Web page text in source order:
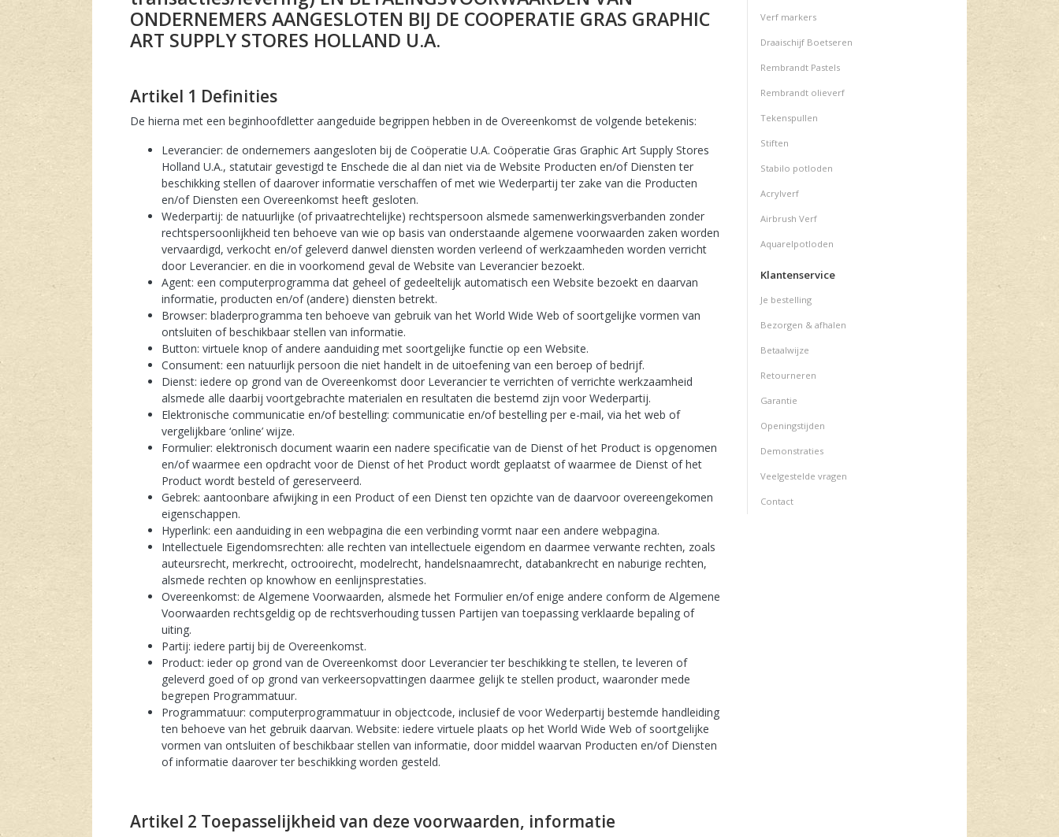
Verf markers
Draaischijf Boetseren
Rembrandt Pastels
Rembrandt olieverf
Tekenspullen
Stiften
Stabilo potloden
Acrylverf
Airbrush Verf
Aquarelpotloden
Klantenservice
Je bestelling
Bezorgen & afhalen
Betaalwijze
Retourneren
Garantie
Openingstijden
Demonstraties
Veelgestelde vragen
Contact
ONDERNEMERS AANGESLOTEN BIJ DE COOPERATIE GRAS GRAPHIC
ART SUPPLY STORES HOLLAND U.A.
artikel 1 Definities
De hierna met een beginhoofdletter aangeduide begrippen hebben in de Overeenkomst de volgende betekenis:
Leverancier: de ondernemers aangesloten bij de Coöperatie U.A. Coöperatie Gras Graphic Art Supply Stores
Holland U.A., statutair gevestigd te Enschede die al dan niet via de Website Producten en/of Diensten ter
beschikking stellen of daarover informatie verschaffen of met wie Wederpartij ter zake van die Producten
en/of Diensten een Overeenkomst heeft gesloten.
Wederpartij: de natuurlijke (of privaatrechtelijke) rechtspersoon alsmede samenwerkingsverbanden zonder
rechtspersoonlijkheid ten behoeve van wie op basis van onderstaande algemene voorwaarden zaken worden
vervaardigd, verkocht en/of geleverd danwel diensten worden verleend of werkzaamheden worden verricht
door Leverancier. en die in voorkomend geval de Website van Leverancier bezoekt.
Agent: een computerprogramma dat geheel of gedeeltelijk automatisch een Website bezoekt en daarvan
informatie, producten en/of (andere) diensten betrekt.
Browser: bladerprogramma ten behoeve van gebruik van het World Wide Web of soortgelijke vormen van
ontsluiten of beschikbaar stellen van informatie.
Button: virtuele knop of andere aanduiding met soortgelijke functie op een Website.
Consument: een natuurlijk persoon die niet handelt in de uitoefening van een beroep of bedrijf.
Dienst: iedere op grond van de Overeenkomst door Leverancier te verrichten of verrichte werkzaamheid
alsmede alle daarbij voortgebrachte materialen en resultaten die bestemd zijn voor Wederpartij.
Elektronische communicatie en/of bestelling: communicatie en/of bestelling per e-mail, via het web of
vergelijkbare ‘online’ wijze.
Formulier: elektronisch document waarin een nadere specificatie van de Dienst of het Product is opgenomen
en/of waarmee een opdracht voor de Dienst of het Product wordt geplaatst of waarmee de Dienst of het
Product wordt besteld of gereserveerd.
Gebrek: aantoonbare afwijking in een Product of een Dienst ten opzichte van de daarvoor overeengekomen
eigenschappen.
Hyperlink: een aanduiding in een webpagina die een verbinding vormt naar een andere webpagina.
Intellectuele Eigendomsrechten: alle rechten van intellectuele eigendom en daarmee verwante rechten, zoals
auteursrecht, merkrecht, octrooirecht, modelrecht, handelsnaamrecht, databankrecht en naburige rechten,
alsmede rechten op knowhow en eenlijnsprestaties.
Overeenkomst: de Algemene Voorwaarden, alsmede het Formulier en/of enige andere conform de Algemene
Voorwaarden rechtsgeldig op de rechtsverhouding tussen Partijen van toepassing verklaarde bepaling of
uiting.
Partij: iedere partij bij de Overeenkomst.
Product: ieder op grond van de Overeenkomst door Leverancier ter beschikking te stellen, te leveren of
geleverd goed of op grond van verkeersopvattingen daarmee gelijk te stellen product, waaronder mede
begrepen Programmatuur.
Programmatuur: computerprogrammatuur in objectcode, inclusief de voor Wederpartij bestemde handleiding
ten behoeve van het gebruik daarvan. Website: iedere virtuele plaats op het World Wide Web of soortgelijke
vormen van ontsluiten of beschikbaar stellen van informatie, door middel waarvan Producten en/of Diensten
of informatie daarover ter beschikking worden gesteld.
artikel 2 Toepasselijkheid van deze voorwaarden, informatie